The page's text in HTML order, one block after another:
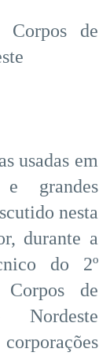
Corpos de
usadas em
e grandes
nesta
durante a
do 2º
Corpos de
Nordeste